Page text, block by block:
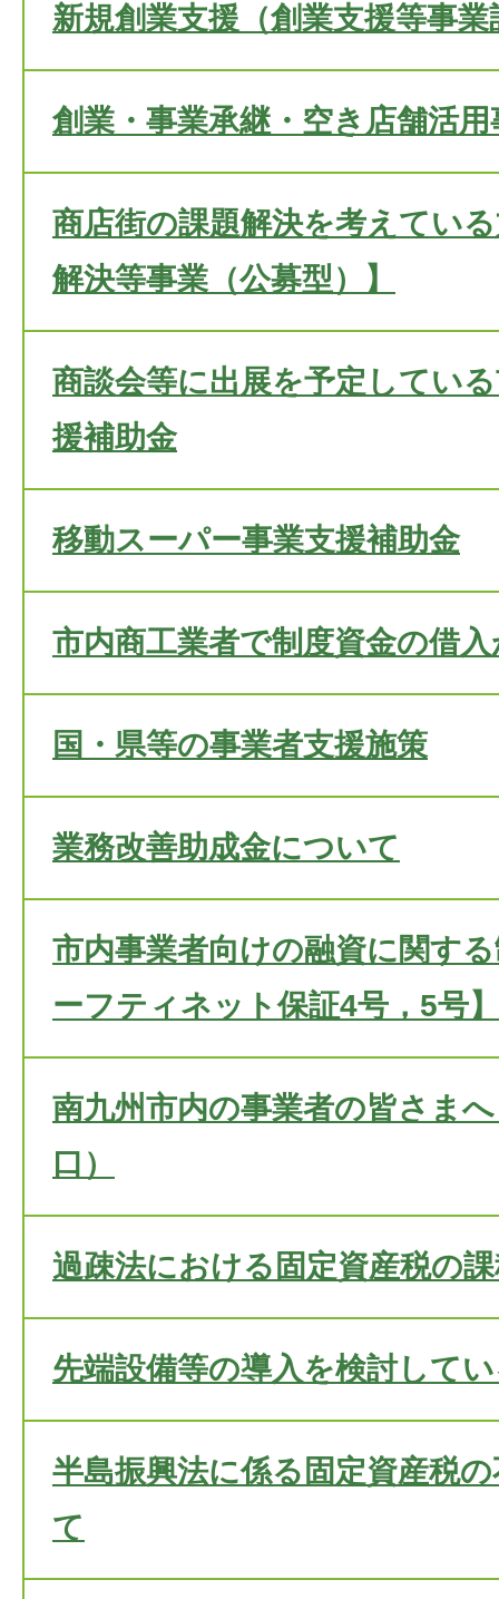
新規創業支援（創業支援等事業
創業・事業承継・空き店舗活
商店街の課題解決を考えてい
解決等事業（公募型）】
商談会等に出展を予定してい
援補助金
移動スーパー事業支援補助金
市内商工業者で制度資金の借
国・県等の事業者支援施策
業務改善助成金について
市内事業者向けの融資に関す
ーフティネット保証4号，5号】
南九州市内の事業者の皆さま
口）
過疎法における固定資産税の
先端設備等の導入を検討して
半島振興法に係る固定資産税
て